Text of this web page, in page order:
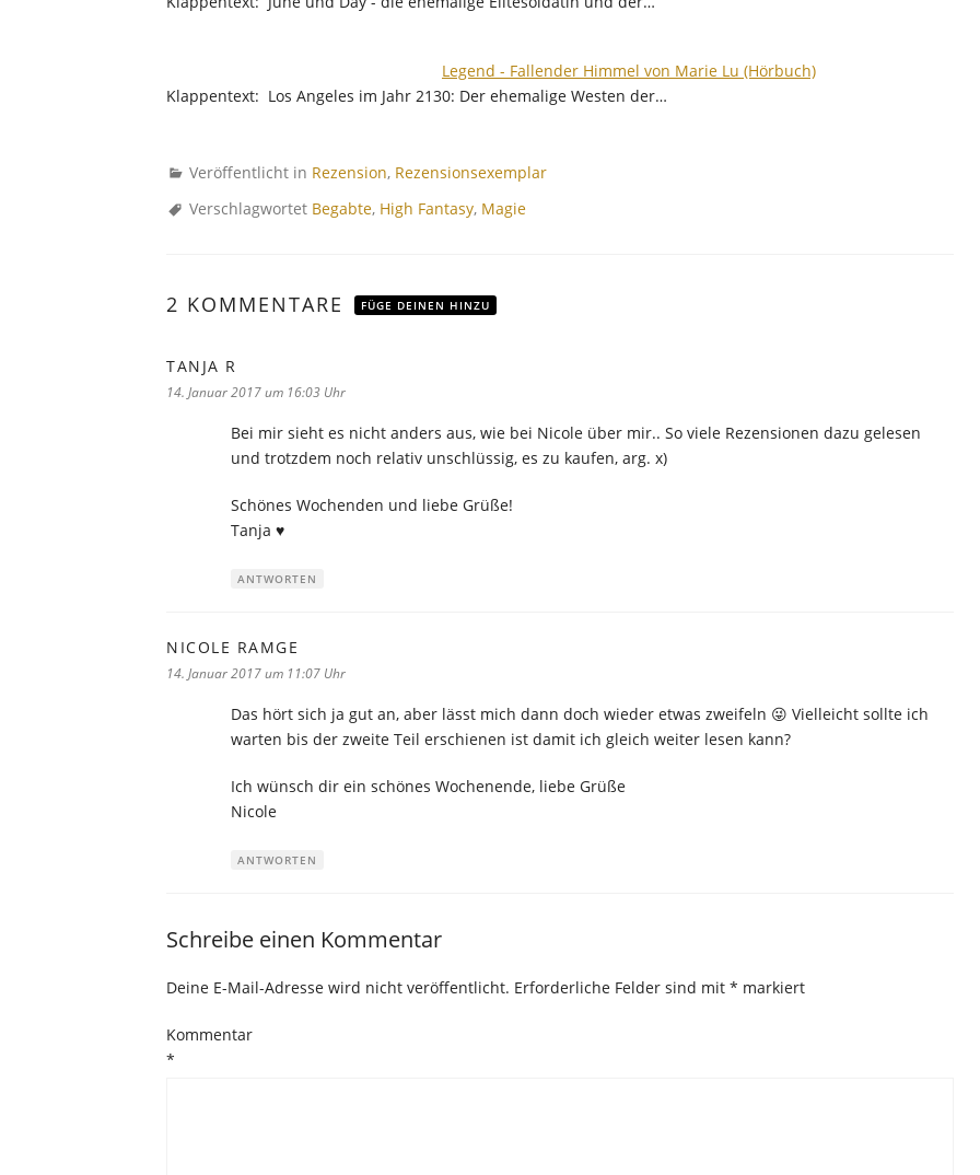
Legend - Fallender Himmel von Marie Lu (Hörbuch)
Klappentext: Los Angeles im Jahr 2130: Der ehemalige Westen der…
Veröffentlicht in Rezension, Rezensionsexemplar
Verschlagwortet Begabte, High Fantasy, Magie
2 KOMMENTARE FÜGE DEINEN HINZU
TANJA R
14. Januar 2017 um 16:03 Uhr
Bei mir sieht es nicht anders aus, wie bei Nicole über mir.. So viele Rezensionen dazu gelesen
und trotzdem noch relativ unschlüssig, es zu kaufen, arg. x)
Schönes Wochenden und liebe Grüße!
Tanja ♥
ANTWORTEN
NICOLE RAMGE
14. Januar 2017 um 11:07 Uhr
Das hört sich ja gut an, aber lässt mich dann doch wieder etwas zweifeln 😜 Vielleicht sollte ich
warten bis der zweite Teil erschienen ist damit ich gleich weiter lesen kann?
Ich wünsch dir ein schönes Wochenende, liebe Grüße
Nicole
ANTWORTEN
Schreibe einen Kommentar
Deine E-Mail-Adresse wird nicht veröffentlicht. Erforderliche Felder sind mit * markiert
Kommentar
*